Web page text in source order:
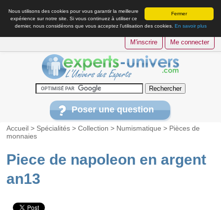
Fermer
Nous utilisons des cookies pour vous garantir la meilleure
expérience sur notre site. Si vous continuez à utiliser ce
dernier, nous considérons que vous acceptez l’utilisation des cookies. En savoir plus
M'inscrire Me connecter
Poser une question
Accueil > Spécialités >Collection > Numismatique > Pièces de
monnaies
Piece de napoleon en argent
an13